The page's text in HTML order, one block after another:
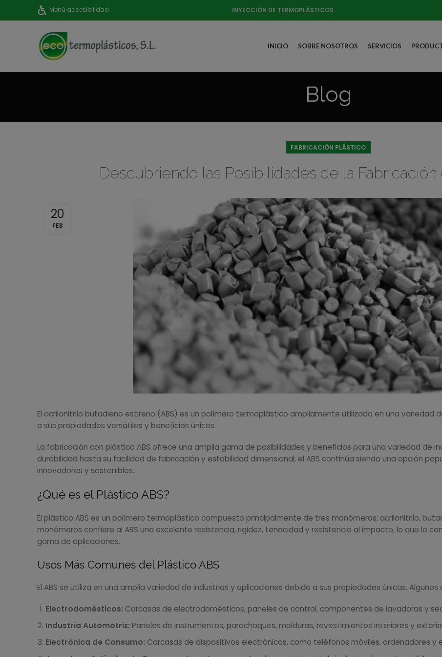
Menú accesibilidad INYECCIÓN DE TERMOPLÁSTICOS
INICIO SOBRE NOSOTROS SERVICIOS
Blog
FABRICACIÓN PLÁSTICO
Descubriendo las Posibilidades de la Fabricación
20
FEB
El acrilonitrilo butadieno estireno (ABS) es un polímero termoplástico ampliamente utilizado en una variedad
a sus propiedades versátiles y beneficios únicos.
La fabricación con plástico ABS ofrece una amplia gama de posibilidades y beneficios para una variedad de
durabilidad hasta su facilidad de fabricación y estabilidad dimensional, el ABS continúa siendo una opción
innovadores y sostenibles.
¿Qué es el Plástico ABS?
El plástico ABS es un polímero termoplástico compuesto principalmente de tres monómeros: acrilonitrilo,
monómeros confiere al ABS una excelente resistencia, rigidez, tenacidad y resistencia al impacto, lo que lo
gama de aplicaciones.
Usos Más Comunes del Plástico ABS
El ABS se utiliza en una amplia variedad de industrias y aplicaciones debido a sus propiedades únicas.
Electrodomésticos: Carcasas de electrodomésticos, paneles de control, componentes de lavadoras y
Industria Automotriz: Paneles de instrumentos, parachoques, molduras, revestimientos interiores y
Electrónica de Consumo: Carcasas de dispositivos electrónicos, como teléfonos móviles, ordenadores y